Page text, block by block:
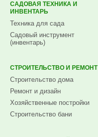
САДОВАЯ ТЕХНИКА И
ИНВЕНТАРЬ
Техника для сада
Садовый инструмент
(инвентарь)
СТРОИТЕЛЬСТВО И РЕМОНТ
Строительство дома
Ремонт и дизайн
Хозяйственные постройки
Строительство бани